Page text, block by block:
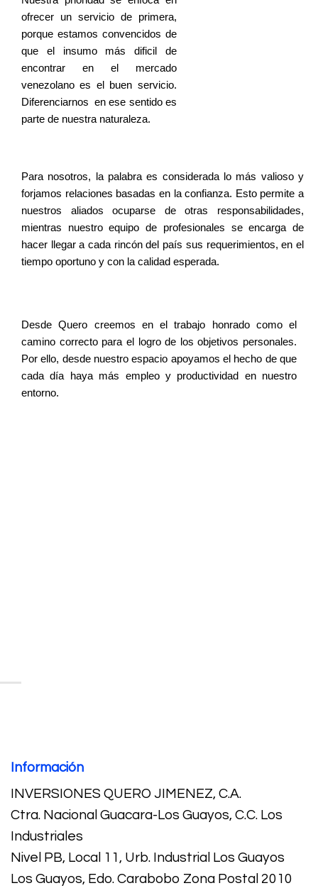
ofrecer un servicio de primera,
porque estamos convencidos de
que el insumo más dificil de
encontrar en el mercado
venezolano es el buen servicio.
Diferenciarnos en ese sentido es
parte de nuestra naturaleza.
Para nosotros, la palabra es considerada lo más valioso y
forjamos relaciones basadas en la confianza. Esto permite a
nuestros aliados ocuparse de otras responsabilidades,
mientras nuestro equipo de profesionales se encarga de
hacer llegar a cada rincón del país sus requerimientos, en el
tiempo oportuno y con la calidad esperada.
Desde Quero creemos en el trabajo honrado como el
camino correcto para el logro de los objetivos personales.
Por ello, desde nuestro espacio apoyamos el hecho de que
cada día haya más empleo y productividad en nuestro
entorno.
Información
INVERSIONES QUERO JIMENEZ, C.A.
Ctra. Nacional Guacara-Los Guayos, C.C. Los
Industriales
Nivel PB, Local 11, Urb. Industrial Los Guayos
Los Guayos, Edo. Carabobo Zona Postal 2010